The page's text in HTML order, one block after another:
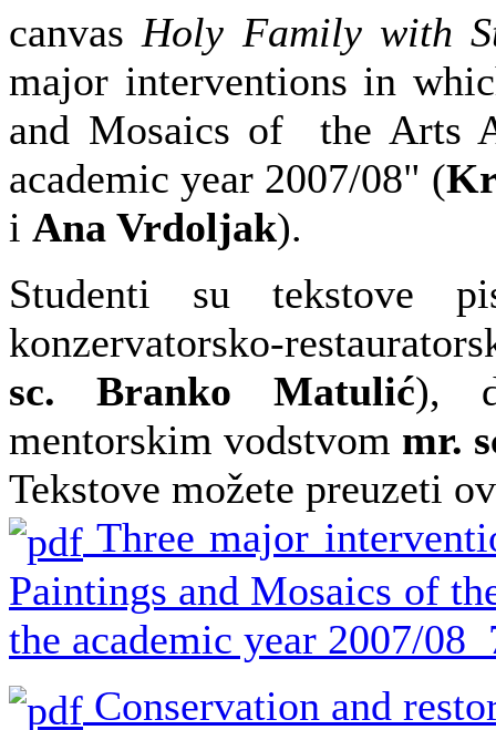
canvasHoly Family with
major interventions in
and Mosaics of the Arts
academic year 2007/08" (
i Ana Vrdoljak).
Studenti su tekstove
konzervatorsko-
sc. Branko Matulić),
mentorskim vodstvom mr.
Tekstove možete preuzeti
Three major
Paintings and Mosaics of
the academic year 2007/08
Conservation and